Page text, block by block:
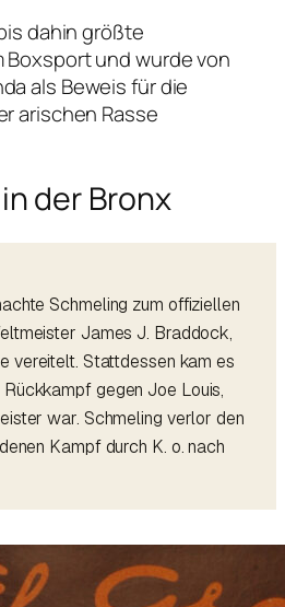
dahin größte
Boxsport und wurde von
als Beweis für die
arischen Rasse
der Bronx
Schmeling zum offiziellen
James J. Braddock,
vereitelt. Stattdessen kam es
gegen Joe Louis,
war. Schmeling verlor den
Kampf durch K. o. nach